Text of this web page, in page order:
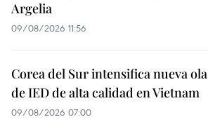
Argelia
09/08/2026 11:56
Corea del Sur intensifica nueva ola
de IED de alta calidad en Vietnam
09/08/2026 07:00